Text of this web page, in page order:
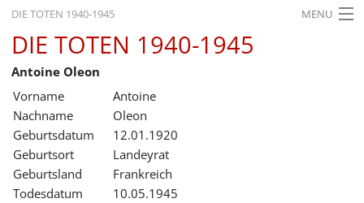
DIE TOTEN 1940-1945 MENU
STARTSEITE
AKTUELLES
AUSSTELLUNGEN
GESCHICHTE
BILDUNG
DIE TOTEN 1940-1945
Antoine Oleon
Vorname
Antoine
Nachname
Oleon
Geburtsdatum
12.01.1920
Geburtsort
Landeyrat
Geburtsland
Frankreich
Todesdatum
10.05.1945